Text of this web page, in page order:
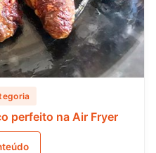
perfeito na Air Fryer